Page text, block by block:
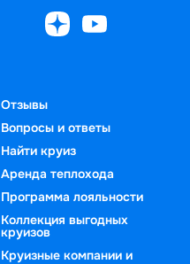
Отзывы
Вопросы и ответы
Найти круиз
Аренда теплохода
Программа лояльности
Коллекция выгодных
круизов
Круизные компании и